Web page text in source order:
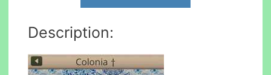
Description: